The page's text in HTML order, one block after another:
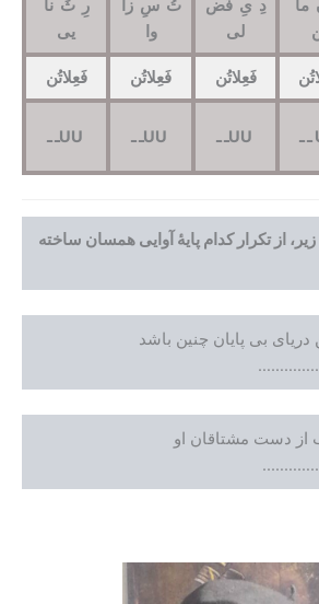
دِ یِ فَض
لی
تُ سِ زا
وا
رِ ثَ نا
یی
فَعِلاتُن فَعِلاتُن فَعِلاتُن
ــ UUـ ـ UUـ ـ UUـ ـ
از تکرار کدام پایۀ آوایی همسان ساخته
دریای بی پایان چنین باشد
از دست مشتاقان او